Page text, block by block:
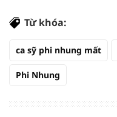
Từ khóa:
ca sỹ phi nhung mất
Phi Nhung